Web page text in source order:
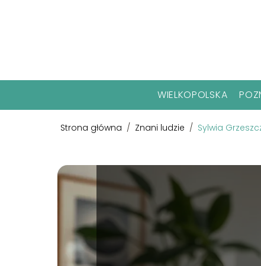
WIELKOPOLSKA
Strona główna / Znani ludzie / Sylwia